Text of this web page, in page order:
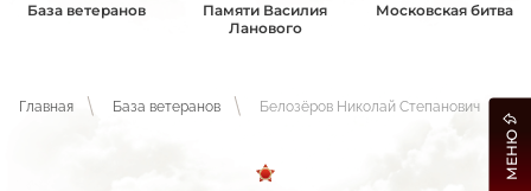
База ветеранов
Памяти Василия
Ланового
Московская битва
Главная База ветеранов Белозёров Николай Степанович
МЕНЮ